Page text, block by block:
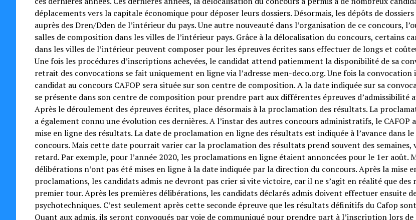
déplacements vers la capitale économique pour déposer leurs dossiers. Désormais, les dépôts de
auprès des Dren/Dden de l’intérieur du pays. Une autre nouveauté dans l’organisation de ce concours,
salles de composition dans les villes de l’intérieur pays. Grâce à la délocalisation du concours, certains
dans les villes de l’intérieur peuvent composer pour les épreuves écrites sans effectuer de longs et
Une fois les procédures d’inscriptions achevées, le candidat attend patiemment la disponibilité de sa
retrait des convocations se fait uniquement en ligne via l’adresse men-deco.org. Une fois la convocation
candidat au concours CAFOP sera située sur son centre de composition. A la date indiquée sur sa
se présente dans son centre de composition pour prendre part aux différentes épreuves d’admissibilité
Après le déroulement des épreuves écrites, place désormais à la proclamation des résultats. La
a également connu une évolution ces dernières. A l’instar des autres concours administratifs, le CAFOP
mise en ligne des résultats. La date de proclamation en ligne des résultats est indiquée à l’avance dans
concours. Mais cette date pourrait varier car la proclamation des résultats prend souvent des semaines,
retard. Par exemple, pour l’année 2020, les proclamations en ligne étaient annoncées pour le 1er août.
délibérations n’ont pas été mises en ligne à la date indiquée par la direction du concours. Après la mise
proclamations, les candidats admis ne devront pas crier si vite victoire, car il ne s’agit en réalité que des
premier tour. Après les premières délibérations, les candidats déclarés admis doivent effectuer ensuite
psychotechniques. C’est seulement après cette seconde épreuve que les résultats définitifs du Cafop
Quant aux admis, ils seront convoqués par voie de communiqué pour prendre part à l’inscription lors